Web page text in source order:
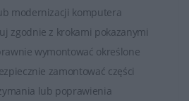
modernizacji komputera
zgodnie z krokami pokazanymi
wymontować określone
zamontować części
lub poprawienia